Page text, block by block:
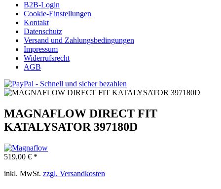
B2B-Login
Cookie-Einstellungen
Kontakt
Datenschutz
Versand und Zahlungsbedingungen
Impressum
Widerrufsrecht
AGB
MAGNAFLOW DIRECT FIT
KATALYSATOR 397180D
519,00 € *
inkl. MwSt. zzgl. Versandkosten